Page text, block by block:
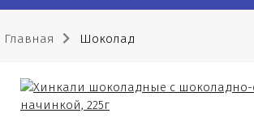
Главная Шоколад